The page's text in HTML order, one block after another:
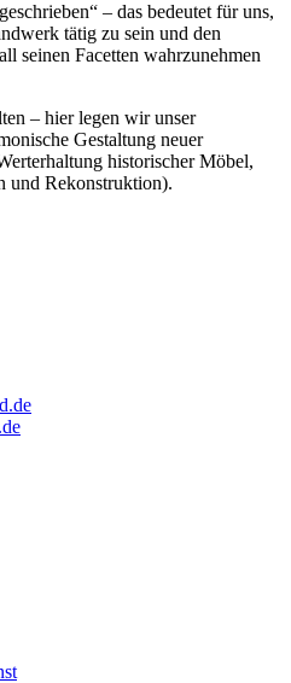
– das bedeutet für uns,
tätig zu sein und den
seinen Facetten wahrzunehmen
– hier legen wir unser
Gestaltung neuer
historischer Möbel,
und Rekonstruktion).